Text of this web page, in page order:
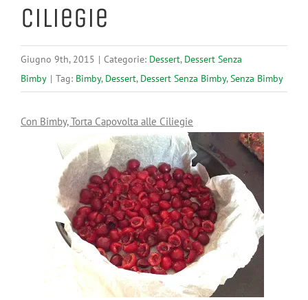
Ciliegie
Giugno 9th, 2015 | Categorie: Dessert, Dessert Senza
Bimby | Tag: Bimby, Dessert, Dessert Senza Bimby,Senza Bimby
Con Bimby, Torta Capovolta alle Ciliegie